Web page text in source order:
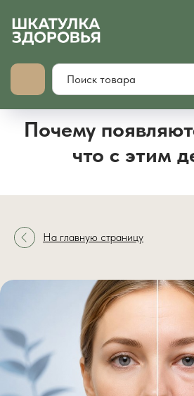
Почему
что с этим
На главную страницу